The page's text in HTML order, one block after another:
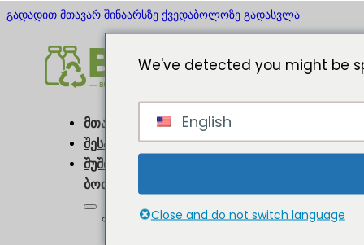
გადადით მთავარ შინაარსზე ქვედაბოლოზე გადასვლა
მთავარი
შესახებ
შუშის
ბოთლები
ღვინის
We've detected you might be
English
Close and do not switch language